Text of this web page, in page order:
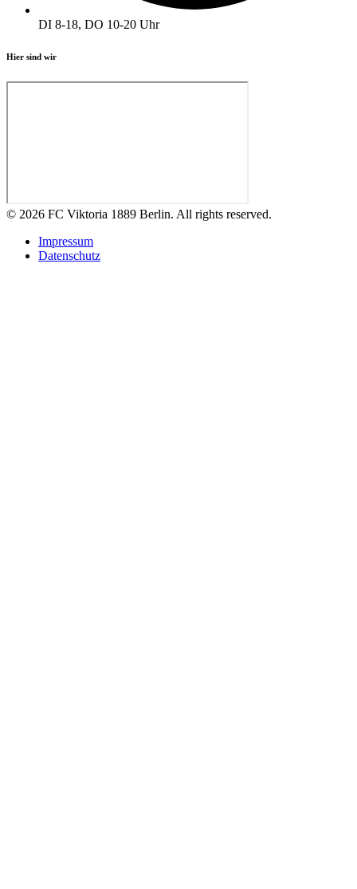
DI 8-18, DO 10-20 Uhr
Hier sind wir
© 2026 FC Viktoria 1889 Berlin. All rights reserved.
Impressum
Datenschutz